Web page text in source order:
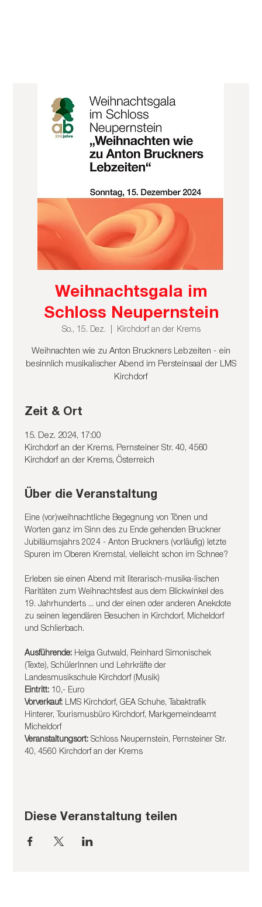
Weihnachtsgala im
Schloss Neupernstein
So., 15. Dez. Kirchdorf an der Krems
Weihnachten wie zu Anton Bruckners Lebzeiten - ein
besinnlich musikalischer Abend im Persteinsaal der LMS
Kirchdorf
Zeit & Ort
15. Dez. 2024, 17:00
Kirchdorf an der Krems, Pernsteiner Str. 40, 4560
Kirchdorf an der Krems, Österreich
Über die Veranstaltung
Eine (vor)weihnachtliche Begegnung von Tönen und
Worten ganz im Sinn des zu Ende gehenden Bruckner
Jubiläumsjahrs 2024 - Anton Bruckners (vorläufig) letzte
Spuren im Oberen Kremstal, vielleicht schon im Schnee?
Erleben sie einen Abend mit literarisch-musika-lischen
Raritäten zum Weihnachtsfest aus dem Blickwinkel des
19. Jahrhunderts ... und der einen oder anderen Anekdote
zu seinen legendären Besuchen in Kirchdorf, Micheldorf
und Schlierbach.
Ausführende: Helga Gutwald, Reinhard Simonischek
(Texte), SchülerInnen und Lehrkräfte der
Landesmusikschule Kirchdorf (Musik)
Eintritt: 10,- Euro
Vorverkauf: LMS Kirchdorf, GEA Schuhe, Tabaktrafik
Hinterer, Tourismusbüro Kirchdorf, Markgemeindeamt
Micheldorf
Veranstaltungsort: Schloss Neupernstein, Pernsteiner Str.
40, 4560 Kirchdorf an der Krems
Diese Veranstaltung teilen